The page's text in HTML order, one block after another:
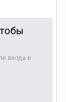
входа в